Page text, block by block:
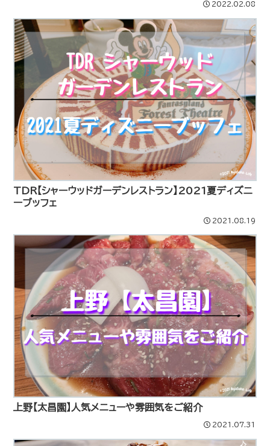
2022.02.08
TDR【シャーウッドガーデンレストラン】2021夏ディズニ
ーブッフェ
2021.08.19
上野【太昌園】人気メニューや雰囲気をご紹介
2021.07.31